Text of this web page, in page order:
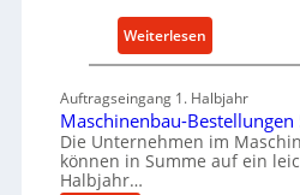
o
z
e
s
s
e
z
e
g
t
s
Weiterlesen:
B
s
c
h
Auftragseingang 1. Halbjahr
Maschinenbau-
Die Unternehmen im
können in Summe auf ein
Halbjahr…